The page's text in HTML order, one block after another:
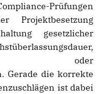
Prüfungen
Projektbesetzung
gesetzlicher
oder
Gerade die korrekte
ist dabei